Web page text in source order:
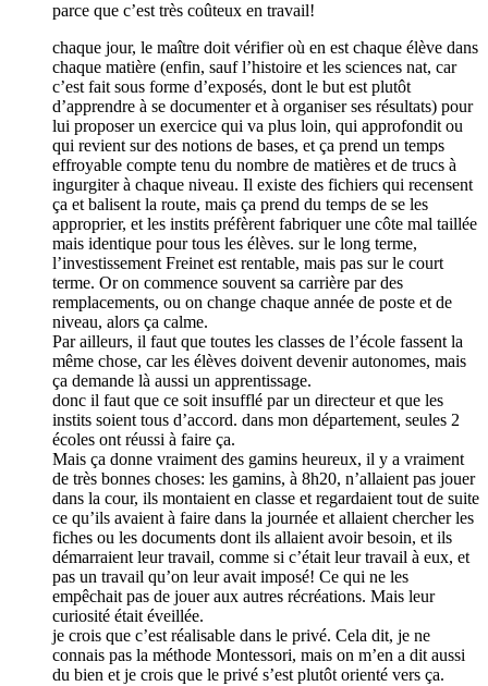
parce que c’est très coûteux en travail!
chaque jour, le maître doit vérifier où en est chaque élève dans
chaque matière (enfin, sauf l’histoire et les sciences nat, car
c’est fait sous forme d’exposés, dont le but est plutôt
d’apprendre à se documenter et à organiser ses résultats) pour
lui proposer un exercice qui va plus loin, qui approfondit ou
qui revient sur des notions de bases, et ça prend un temps
effroyable compte tenu du nombre de matières et de trucs à
ingurgiter à chaque niveau. Il existe des fichiers qui recensent
ça et balisent la route, mais ça prend du temps de se les
approprier, et les instits préfèrent fabriquer une côte mal taillée
mais identique pour tous les élèves. sur le long terme,
l’investissement Freinet est rentable, mais pas sur le court
terme. Or on commence souvent sa carrière par des
remplacements, ou on change chaque année de poste et de
niveau, alors ça calme.
Par ailleurs, il faut que toutes les classes de l’école fassent la
même chose, car les élèves doivent devenir autonomes, mais
ça demande là aussi un apprentissage.
donc il faut que ce soit insufflé par un directeur et que les
instits soient tous d’accord. dans mon département, seules 2
écoles ont réussi à faire ça.
Mais ça donne vraiment des gamins heureux, il y a vraiment
de très bonnes choses: les gamins, à 8h20, n’allaient pas jouer
dans la cour, ils montaient en classe et regardaient tout de suite
ce qu’ils avaient à faire dans la journée et allaient chercher les
fiches ou les documents dont ils allaient avoir besoin, et ils
démarraient leur travail, comme si c’était leur travail à eux, et
pas un travail qu’on leur avait imposé! Ce qui ne les
empêchait pas de jouer aux autres récréations. Mais leur
curiosité était éveillée.
je crois que c’est réalisable dans le privé. Cela dit, je ne
connais pas la méthode Montessori, mais on m’en a dit aussi
du bien et je crois que le privé s’est plutôt orienté vers ça.